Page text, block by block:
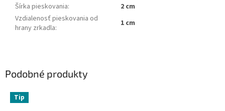
Šírka pieskovania:
2 cm
Vzdialenosť pieskovania od
hrany zrkadla: 1 cm
Podobné produkty
Tip